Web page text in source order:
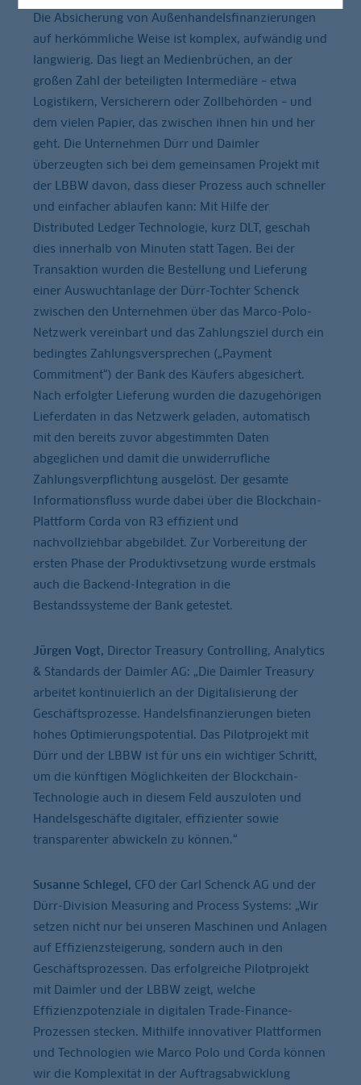
Die Absicherung von Außenhandelsfinanzierungen
auf herkömmliche Weise ist komplex, aufwändig und
langwierig. Das liegt an Medienbrüchen, an der
großen Zahl der beteiligten Intermediäre – etwa
Logistikern, Versicherern oder Zollbehörden – und
dem vielen Papier, das zwischen ihnen hin und her
geht. Die Unternehmen Dürr und Daimler
überzeugten sich bei dem gemeinsamen Projekt mit
der LBBW davon, dass dieser Prozess auch schneller
und einfacher ablaufen kann: Mit Hilfe der
Distributed Ledger Technologie, kurz DLT, geschah
dies innerhalb von Minuten statt Tagen. Bei der
Transaktion wurden die Bestellung und Lieferung
einer Auswuchtanlage der Dürr-Tochter Schenck
zwischen den Unternehmen über das Marco-Polo-
Netzwerk vereinbart und das Zahlungsziel durch ein
bedingtes Zahlungsversprechen („Payment
Commitment“) der Bank des Käufers abgesichert.
Nach erfolgter Lieferung wurden die dazugehörigen
Lieferdaten in das Netzwerk geladen, automatisch
mit den bereits zuvor abgestimmten Daten
abgeglichen und damit die unwiderrufliche
Zahlungsverpflichtung ausgelöst. Der gesamte
Informationsfluss wurde dabei über die Blockchain-
Plattform Corda von R3 effizient und
nachvollziehbar abgebildet. Zur Vorbereitung der
ersten Phase der Produktivsetzung wurde erstmals
auch die Backend-Integration in die
Bestandssysteme der Bank getestet.
Jürgen Vogt, Director Treasury Controlling, Analytics
& Standards der Daimler AG: „Die Daimler Treasury
arbeitet kontinuierlich an der Digitalisierung der
Geschäftsprozesse. Handelsfinanzierungen bieten
hohes Optimierungspotential. Das Pilotprojekt mit
Dürr und der LBBW ist für uns ein wichtiger Schritt,
um die künftigen Möglichkeiten der Blockchain-
Technologie auch in diesem Feld auszuloten und
Handelsgeschäfte digitaler, effizienter sowie
transparenter abwickeln zu können.“
Susanne Schlegel, CFO der Carl Schenck AG und der
Dürr-Division Measuring and Process Systems: „Wir
setzen nicht nur bei unseren Maschinen und Anlagen
auf Effizienzsteigerung, sondern auch in den
Geschäftsprozessen. Das erfolgreiche Pilotprojekt
mit Daimler und der LBBW zeigt, welche
Effizienzpotenziale in digitalen Trade-Finance-
Prozessen stecken. Mithilfe innovativer Plattformen
und Technologien wie Marco Polo und Corda können
wir die Komplexität in der Auftragsabwicklung